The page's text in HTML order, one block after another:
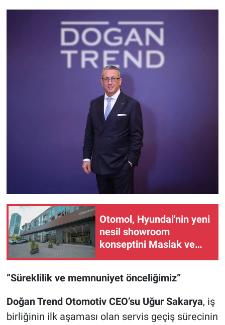
Otomol, Hyundai'nin yeni
nesil showroom
konseptini Maslak ve
“Süreklilik ve memnuniyet önceliğimiz”
Doğan Trend Otomotiv CEO’su Uğur Sakarya, iş
birliğinin ilk aşaması olan servis geçiş sürecinin